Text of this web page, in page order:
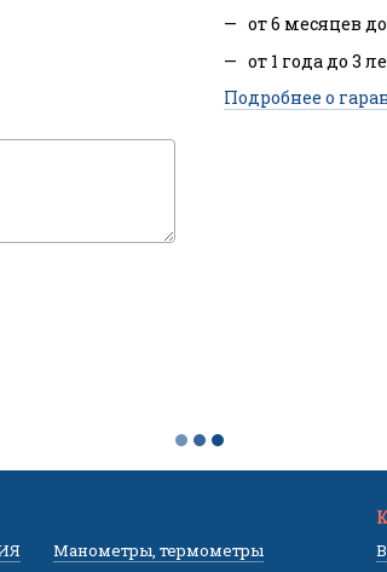
от 6 месяцев
от 1 года до 3
Подробнее о
Манометры, термометры